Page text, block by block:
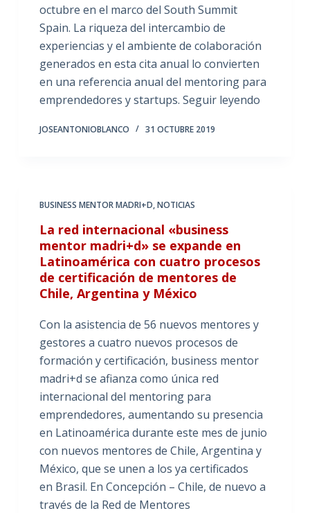
octubre en el marco del South Summit
Spain. La riqueza del intercambio de
experiencias y el ambiente de colaboración
generados en esta cita anual lo convierten
en una referencia anual del mentoring para
emprendedores y startups. Seguir leyendo
JOSEANTONIOBLANCO 31 OCTUBRE 2019
BUSINESS MENTOR MADRI+D,NOTICIAS
La red internacional «business
mentor madri+d» se expande en
Latinoamérica con cuatro procesos
de certificación de mentores de
Chile, Argentina y México
Con la asistencia de 56 nuevos mentores y
gestores a cuatro nuevos procesos de
formación y certificación, business mentor
madri+d se afianza como única red
internacional del mentoring para
emprendedores, aumentando su presencia
en Latinoamérica durante este mes de junio
con nuevos mentores de Chile, Argentina y
México, que se unen a los ya certificados
en Brasil. En Concepción – Chile, de nuevo a
través de la Red de Mentores